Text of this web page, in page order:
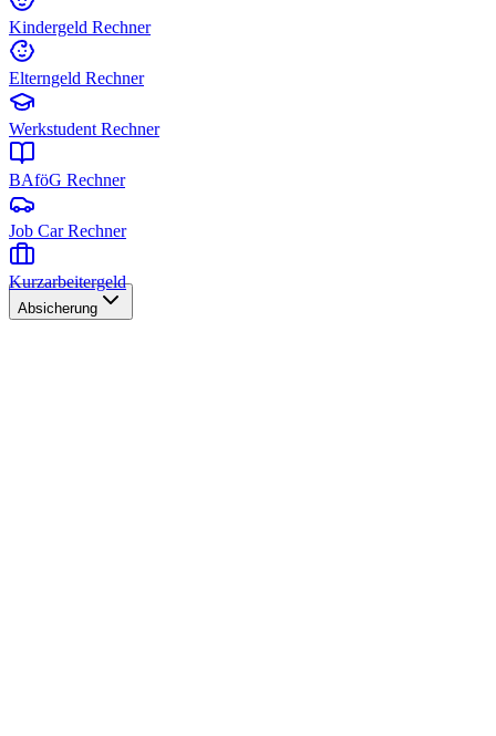
Kindergeld Rechner
Elterngeld Rechner
Werkstudent Rechner
BAföG Rechner
Job Car Rechner
Kurzarbeitergeld
Absicherung